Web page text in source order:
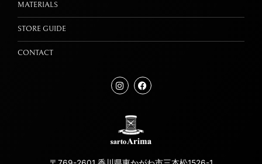
MATERIALS
STORE GUIDE
CONTACT